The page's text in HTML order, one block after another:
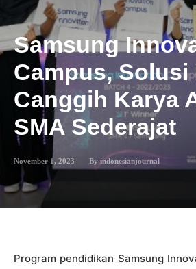
Samsung
Campus, Solusi
Canggih Karya
SMA Sederajat
November 1, 2023 By indonesianjournal
Program pendidikan Samsung